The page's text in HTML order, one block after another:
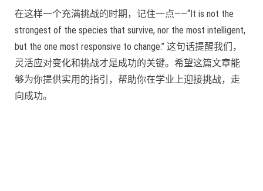
在这样一个充满挑战的时期，记住一点——“It is not the
strongest of the species that survive, nor the most intelligent,
but the one most responsive to change.” 这句话提醒我们，
灵活应对变化和挑战才是成功的关键。希望这篇文章能
够为你提供实用的指引，帮助你在学业上迎接挑战，走
向成功。